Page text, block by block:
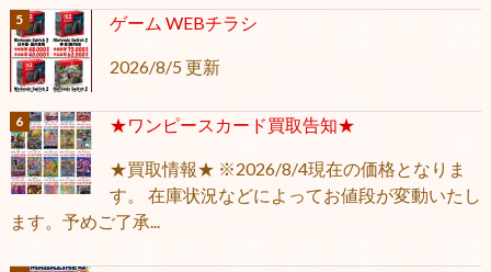
ゲーム WEBチラシ
2026/8/5 更新
★ワンピースカード買取告知★
★買取情報★ ※2026/8/4現在の価格となりま
す。 在庫状況などによってお値段が変動いたし
ます。予めご了承...